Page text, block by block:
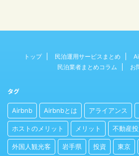
トップ 民泊運用サービスまとめ
民泊業者まとめコラム
お
タグ
Airbnb Airbnbとは アライアンス
ホストのメリット メリット 不動産
外国人観光客 岩手県 投資 東京